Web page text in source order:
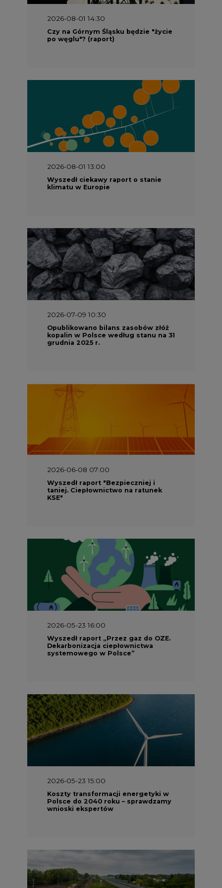
2026-08-01 13:00
Wyszedł ciekawy raport o stanie
klimatu w Europie
2026-07-09 10:30
Opublikowano bilans zasobów złóż
kopalin w Polsce według stanu na 31
grudnia 2025 r.
2026-06-08 07:00
taniej. Ciepłownictwo na ratunek
2026-05-23 16:00
Wyszedł raport „Przez gaz do OZE.
Dekarbonizacja ciepłownictwa
systemowego w Polsce”
Koszty transformacji energetyki w
Polsce do 2040 roku – sprawdzamy
wnioski ekspertów